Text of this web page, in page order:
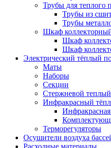
Трубы для теплого
Трубы из
Трубы
Шкаф
Шкаф
Шкаф
Электрический тёплый
Маты
Наборы
Секции
Стержневой
Инфракрасный
Терморегуляторы
Осушители воздуха